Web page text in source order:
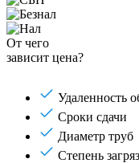
От чего
зависит цена?
Удаленность
Сроки сдачи
Диаметр труб
Степень